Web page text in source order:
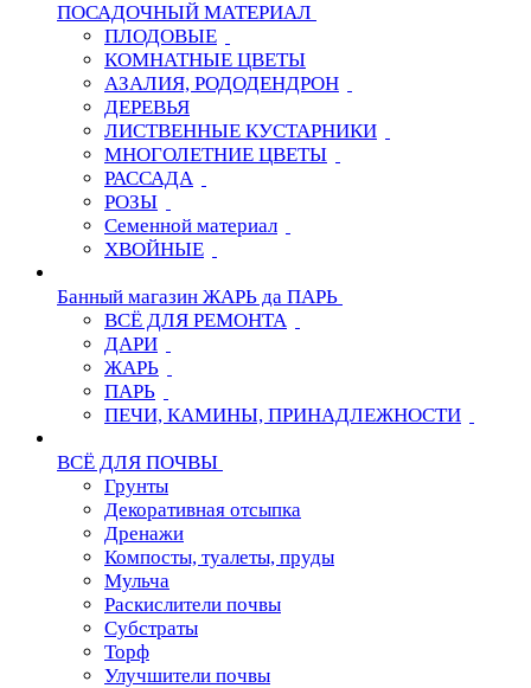
ПОСАДОЧНЫЙ МАТЕРИАЛ
ПЛОДОВЫЕ
КОМНАТНЫЕ ЦВЕТЫ
АЗАЛИЯ, РОДОДЕНДРОН
ДЕРЕВЬЯ
ЛИСТВЕННЫЕ КУСТАРНИКИ
МНОГОЛЕТНИЕ ЦВЕТЫ
РАССАДА
РОЗЫ
Семенной материал
ХВОЙНЫЕ
Банный магазин ЖАРЬ да ПАРЬ
ВСЁ ДЛЯ РЕМОНТА
ДАРИ
ЖАРЬ
ПАРЬ
ПЕЧИ, КАМИНЫ, ПРИНАДЛЕЖНОСТИ
ВСЁ ДЛЯ ПОЧВЫ
Грунты
Декоративная отсыпка
Дренажи
Компосты, туалеты, пруды
Мульча
Раскислители почвы
Субстраты
Торф
Улучшители почвы